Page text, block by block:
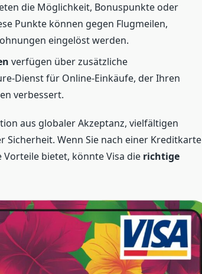
die Möglichkeit, Bonuspunkte oder
Punkte können gegen Flugmeilen,
eingelöst werden.
verfügen über zusätzliche
Dienst für Online-Einkäufe, der Ihren
verbessert.
aus globaler Akzeptanz, vielfältigen
Wenn Sie nach einer Kreditkarte
bietet, könnte Visa die richtige